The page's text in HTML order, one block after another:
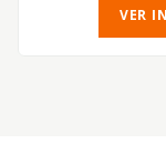
VER